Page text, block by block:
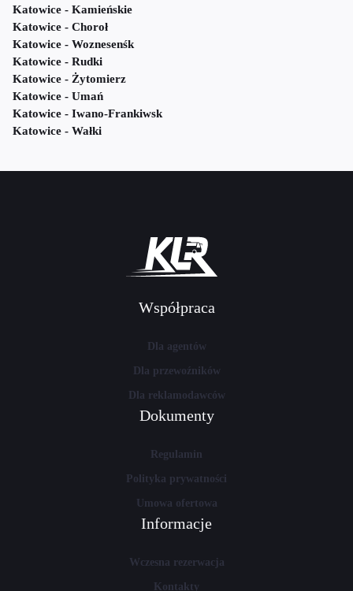
Katowice - Kamieńskie
Katowice - Choroł
Katowice - Woznesenśk
Katowice - Rudki
Katowice - Żytomierz
Katowice - Umań
Katowice - Iwano-Frankiwsk
Katowice - Wałki
Współpraca
Dla agentów
Dla przewoźników
Dla reklamodawców
Dokumenty
Regulamin
Polityka prywatności
Umowa ofertowa
Informacje
Wczesna rezerwacja
Kontakty